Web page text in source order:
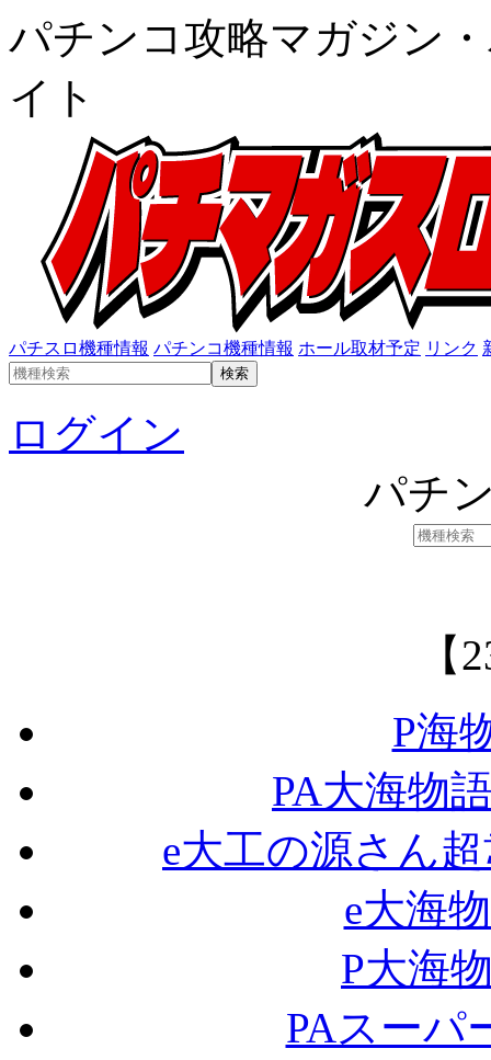
パチンコ攻略マガジン
イト
パチスロ機種情報 パチンコ機種情報 ホール取材予定 リンク
ログイン
パチ
【
P海
PA大海物
e大工の源さん
e大海
P大海
PAスーパ